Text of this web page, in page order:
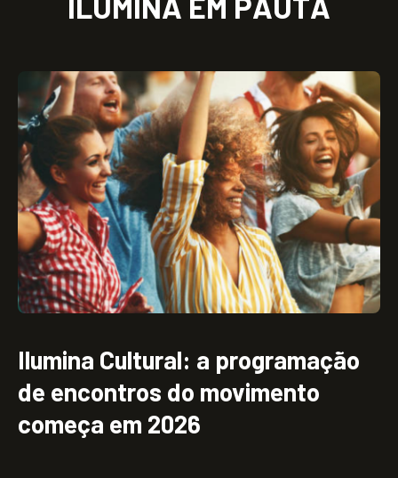
Abertura Viva: o início silencioso
e profundo do Ilumina Brasil